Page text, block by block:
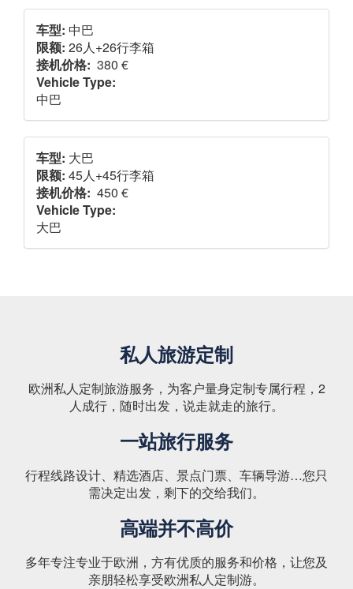
车型: 中巴
限额: 26人+26行李箱
接机价格: 380 €
Vehicle Type:
中巴
车型: 大巴
限额: 45人+45行李箱
接机价格: 450 €
Vehicle Type:
大巴
私人旅游定制
欧洲私人定制旅游服务，为客户量身定制专属行程，2
人成行，随时出发，说走就走的旅行。
一站旅行服务
行程线路设计、精选酒店、景点门票、车辆导游…您只
需决定出发，剩下的交给我们。
高端并不高价
多年专注专业于欧洲，方有优质的服务和价格，让您及
亲朋轻松享受欧洲私人定制游。